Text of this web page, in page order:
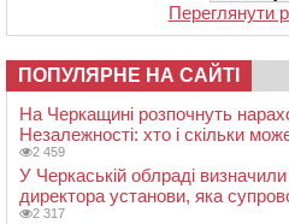
Переглянути
ПОПУЛЯРНЕ НА САЙТІ
На Черкащині розпочнуть
Незалежності: хто і скільки
2 459
У Черкаській облраді
директора установи, яка
2 317